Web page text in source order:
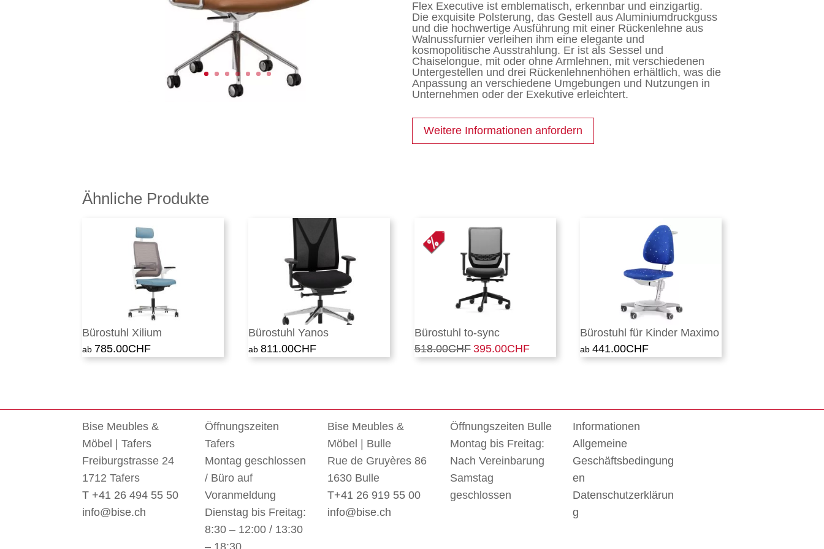
Flex Executive ist emblematisch, erkennbar und einzigartig.
Die exquisite Polsterung, das Gestell aus Aluminiumdruckguss
und die hochwertige Ausführung mit einer Rückenlehne aus
Walnussfurnier verleihen ihm eine elegante und
kosmopolitische Ausstrahlung. Er ist als Sessel und
Chaiselongue, mit oder ohne Armlehnen, mit verschiedenen
Untergestellen und drei Rückenlehnenhöhen erhältlich, was die
Anpassung an verschiedene Umgebungen und Nutzungen in
Unternehmen oder der Exekutive erleichtert.
Weitere Informationen anfordern
Ähnliche Produkte
Bürostuhl Xilium
785.00CHF
Bürostuhl Yanos
811.00CHF
Bürostuhl to-sync
518.00CHF Ursprünglicher
395.00CHFAktueller
Bürostuhl für Kinder Maximo
441.00CHF
Bise Meubles &
Möbel | Tafers
Freiburgstrasse 24
1712 Tafers
T +41 26 494 55 50
info@bise.ch
Öffnungszeiten
Tafers
Montag geschlossen
/ Büro auf
Voranmeldung
Dienstag bis Freitag:
8:30 – 12:00 / 13:30
Bise Meubles &
Möbel | Bulle
Rue de Gruyères 86
1630 Bulle
T+41 26 919 55 00
info@bise.ch
Öffnungszeiten Bulle
Montag bis Freitag:
Nach Vereinbarung
Samstag
geschlossen
Informationen
Allgemeine
Geschäftsbedingung
en
Datenschutzerklärun
g